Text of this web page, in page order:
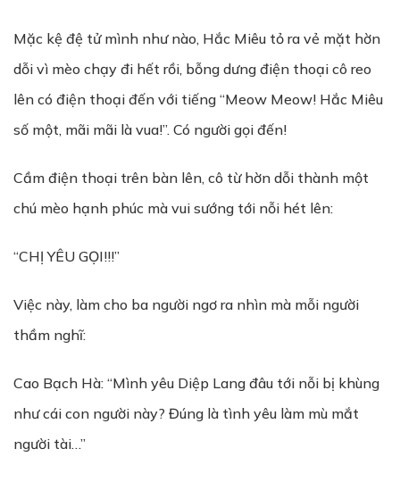
Mặc kệ đệ tử mình như nào, Hắc Miêu tỏ ra vẻ mặt hờn
dỗi vì mèo chạy đi hết rồi, bỗng dưng điện thoại cô reo
lên có điện thoại đến với tiếng “Meow Meow! Hắc Miêu
số một, mãi mãi là vua!”. Có người gọi đến!
Cầm điện thoại trên bàn lên, cô từ hờn dỗi thành một
chú mèo hạnh phúc mà vui sướng tới nỗi hét lên:
“CHỊ YÊU GỌI!!!”
Việc này, làm cho ba người ngơ ra nhìn mà mỗi người
thầm nghĩ:
Cao Bạch Hà: “Mình yêu Diệp Lang đâu tới nỗi bị khùng
như cái con người này? Đúng là tình yêu làm mù mắt
người tài…”